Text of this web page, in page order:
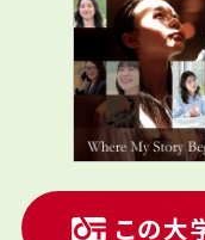
この大